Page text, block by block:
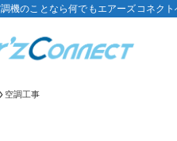
機のことなら何でもエアーズコネク
空調工事